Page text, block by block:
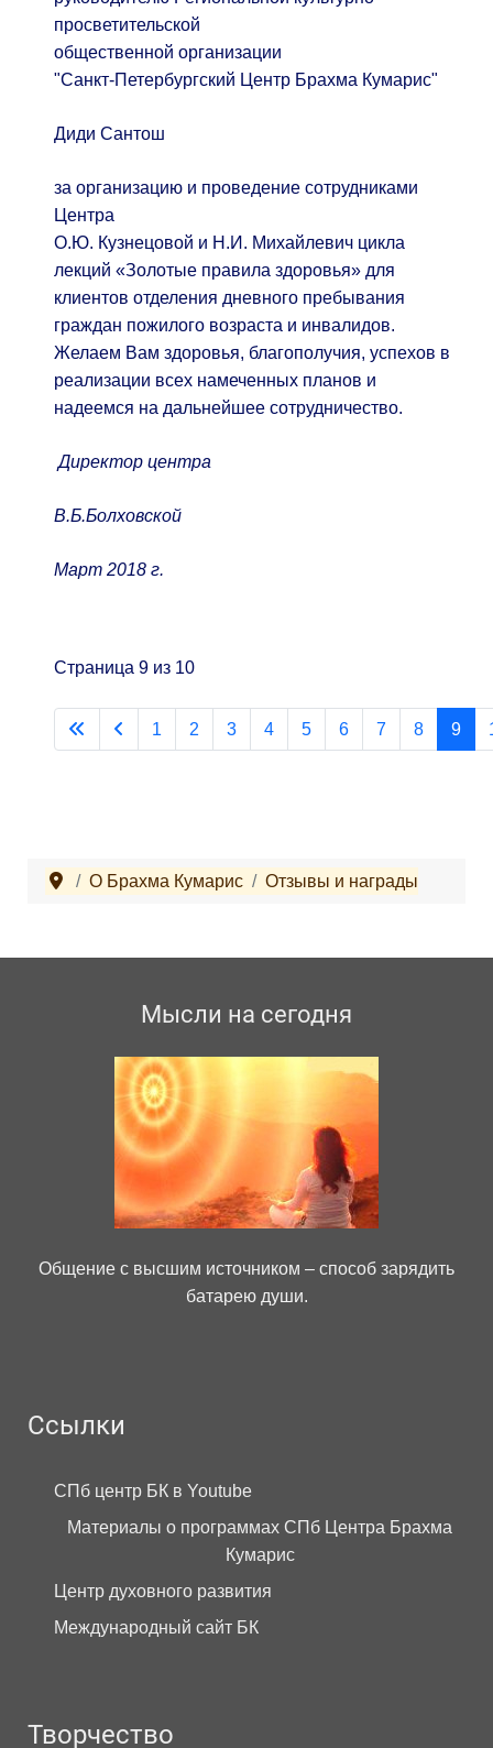
просветительской
общественной организации
"Санкт-Петербургский Центр Брахма Кумарис"
Диди Сантош
за организацию и проведение сотрудниками
Центра
О.Ю. Кузнецовой и Н.И. Михайлевич цикла
лекций «Золотые правила здоровья» для
клиентов отделения дневного пребывания
граждан пожилого возраста и инвалидов.
Желаем Вам здоровья, благополучия, успехов в
реализации всех намеченных планов и
надеемся на дальнейшее сотрудничество.
Директор центра
В.Б.Болховской
Март 2018 г.
Страница 9 из 10
1 2 3 4 5 6 7 8 9
О Брахма Кумарис Отзывы и награды
Мысли на сегодня
Общение с высшим источником – способ зарядить
батарею души.
Ссылки
СПб центр БК в Youtube
Материалы о программах СПб Центра Брахма
Кумарис
Центр духовного развития
Международный сайт БК
Творчество